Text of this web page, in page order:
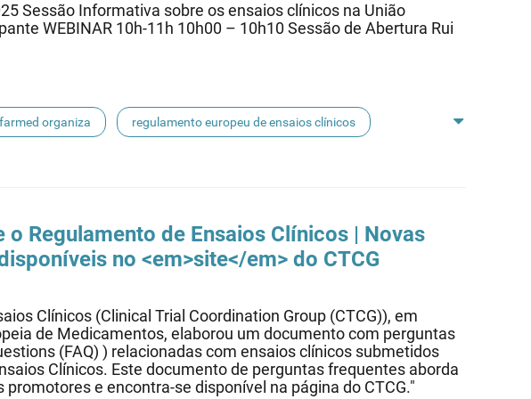
Sessão Informativa sobre os ensaios clínicos na União
WEBINAR 10h-11h 10h00 – 10h10 Sessão de Abertura Rui
organiza regulamento europeu de ensaios clínicos
o Regulamento de Ensaios Clínicos | Novas
no <em>site</em> do CTCG
Clínicos (Clinical Trial Coordination Group (CTCG)), em
de Medicamentos, elaborou um documento com perguntas
(FAQ) ) relacionadas com ensaios clínicos submetidos
Clínicos. Este documento de perguntas frequentes aborda
e encontra-se disponível na página do CTCG."